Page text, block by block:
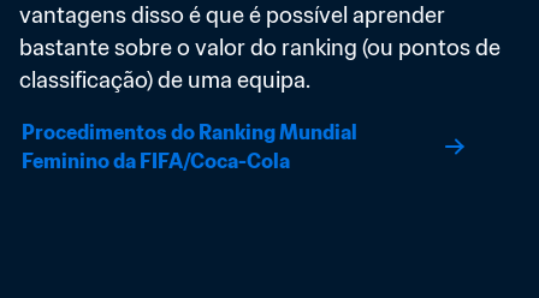
vantagens disso é que é possível aprender
bastante sobre o valor do ranking (ou pontos de
classificação) de uma equipa.
Procedimentos do Ranking Mundial
Feminino da FIFA/Coca-Cola